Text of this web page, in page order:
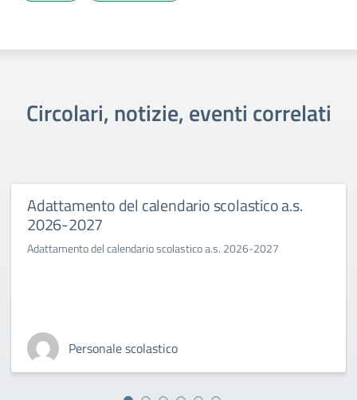
Circolari, notizie, eventi correlati
Adattamento del calendario scolastico a.s.
2026-2027
Adattamento del calendario scolastico a.s. 2026-2027
Personale scolastico